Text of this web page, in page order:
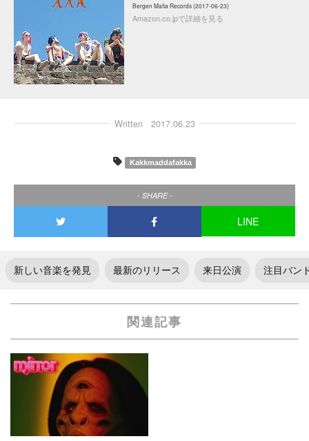
Tumblr
Soundcloud
Bergen Mafia Records (2017-06-23)
Amazon.co.jpで詳細を見る
Written 2017.06.23
Kakkmaddafakka
- SHARE -
LINE
新しい音楽を発見 最新のリリース 来日公演 注目バン
関連記事